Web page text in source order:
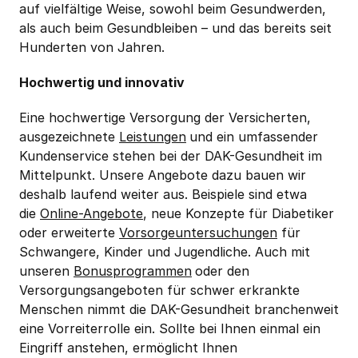
auf vielfältige Weise, sowohl beim Gesundwerden,
als auch beim Gesundbleiben – und das bereits seit
Hunderten von Jahren.
Hochwertig und innovativ
Eine hochwertige Versorgung der Versicherten,
ausgezeichnete Leistungen und ein umfassender
Kundenservice stehen bei der DAK-Gesundheit im
Mittelpunkt. Unsere Angebote dazu bauen wir
deshalb laufend weiter aus. Beispiele sind etwa
die Online-Angebote, neue Konzepte für Diabetiker
oder erweiterte Vorsorgeuntersuchungen für
Schwangere, Kinder und Jugendliche. Auch mit
unseren Bonusprogrammen oder den
Versorgungsangeboten für schwer erkrankte
Menschen nimmt die DAK-Gesundheit branchenweit
eine Vorreiterrolle ein. Sollte bei Ihnen einmal ein
Eingriff anstehen, ermöglicht Ihnen